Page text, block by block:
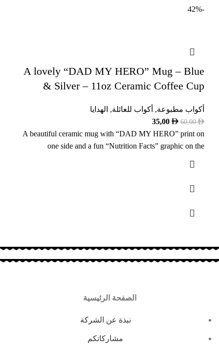
-42%
A lovely “DAD MY HERO” Mug – Blue
& Silver – 11oz Ceramic Coffee Cup
أكواب مطبوعة, أكواب للعائلة, الهدايا
60,00
35,00
A beautiful ceramic mug with “DAD MY HERO” print on
one side and a fun “Nutrition Facts” graphic on the
الصفحة الرئيسية
نبذة عن الشركة
مشاركاتكم